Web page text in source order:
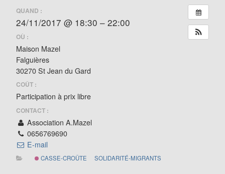
QUAND :
24/11/2017 @ 18:30 – 22:00
OÙ :
Maison Mazel
Falguières
30270 St Jean du Gard
COÛT :
Participation à prix libre
CONTACT :
Association A.Mazel
0656769690
E-mail
CASSE-CROÛTE SOLIDARITÉ-MIGRANTS